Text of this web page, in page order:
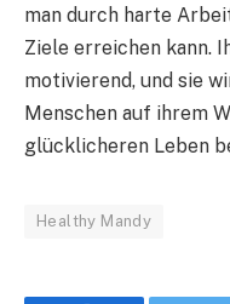
man durch harte
Ziele erreichen kann.
motivierend, und sie
Menschen auf ihrem
glücklicheren Leben
Healthy Mandy